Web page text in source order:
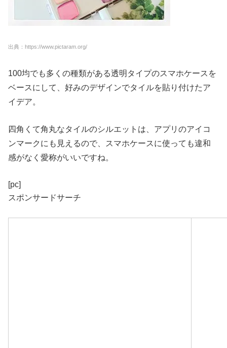
出典：https://www.pictaram.org/
100均でも多くの種類がある透明タイプのスマホケースを
ベースにして、好みのデザインでタイルを貼り付けたア
イデア。
四角くて角丸なタイルのシルエットは、アプリのアイコ
ンマークにも見えるので、スマホケースに使っても違和
感がなく愛称がいいですね。
[pc]
スポンサードサーチ